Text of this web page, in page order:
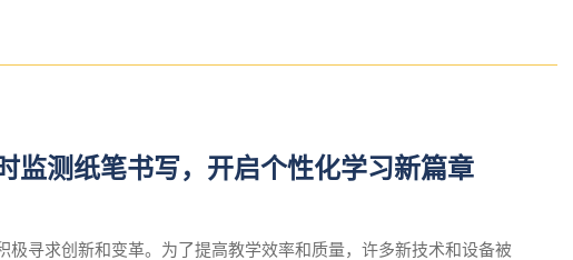
监测纸笔书写，开启个性化学习新篇章
极寻求创新和变革。为了提高教学效率和质量，许多新技术和设备被